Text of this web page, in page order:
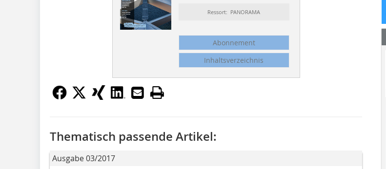
Ressort: PANORAMA
Abonnement
Inhaltsverzeichnis
Thematisch passende Artikel:
Ausgabe 03/2017